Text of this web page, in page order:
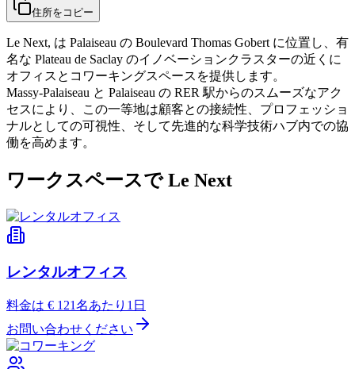
住所をコピー
Le Next, は Palaiseau の Boulevard Thomas Gobert に位置し、有
名な Plateau de Saclay のイノベーションクラスターの近くに
オフィスとコワーキングスペースを提供します。
Massy‑Palaiseau と Palaiseau の RER 駅からのスムーズなアク
セスにより、この一等地は顧客との接続性、プロフェッショ
ナルとしての可視性、そして先進的な科学技術ハブ内での協
働を高めます。
ワークスペースで Le Next
レンタルオフィス
料金は € 121名あたり1日
お問い合わせください